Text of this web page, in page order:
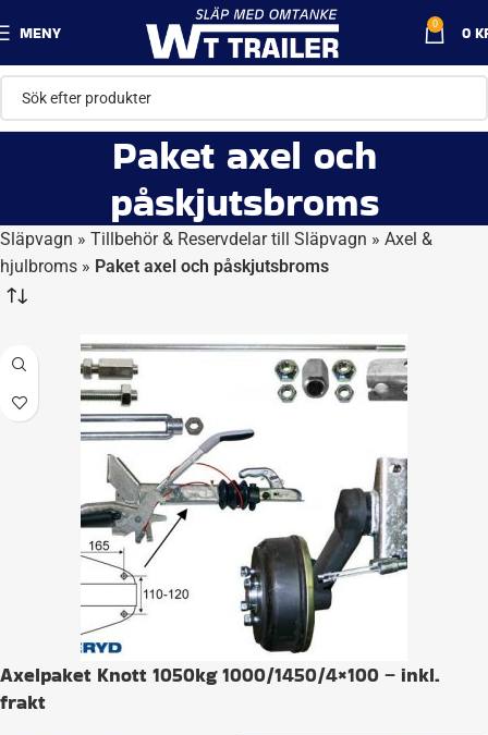
MENY 0 0
Paket axel och
påskjutsbroms
Släpvagn » Tillbehör & Reservdelar till Släpvagn » Axel &
hjulbroms » Paket axel och påskjutsbroms
Axelpaket Knott 1050kg 1000/1450/4×100 – inkl.
frakt